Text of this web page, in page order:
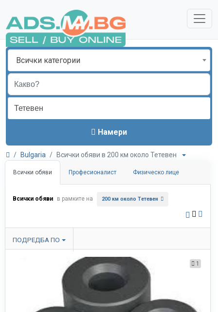
Всички категории
Намери
Bulgaria Всички обяви в 200 км около Тетевен
Всички обяви Професионалист Физическо лице
Всички обяви в рамките на 200 км около Тетевен
ПОДРЕДБА ПО
1